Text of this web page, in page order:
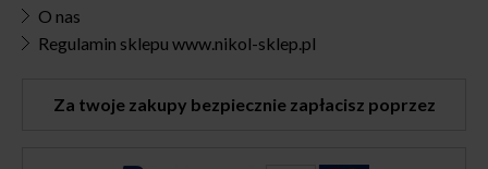
O nas
Regulamin sklepu www.nikol-sklep.pl
Za twoje zakupy bezpiecznie zapłacisz poprzez